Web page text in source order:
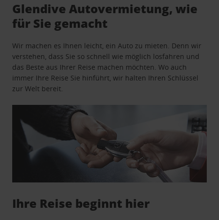
Glendive Autovermietung, wie
für Sie gemacht
Wir machen es Ihnen leicht, ein Auto zu mieten. Denn wir
verstehen, dass Sie so schnell wie möglich losfahren und
das Beste aus Ihrer Reise machen möchten. Wo auch
immer Ihre Reise Sie hinführt, wir halten Ihren Schlüssel
zur Welt bereit.
Ihre Reise beginnt hier